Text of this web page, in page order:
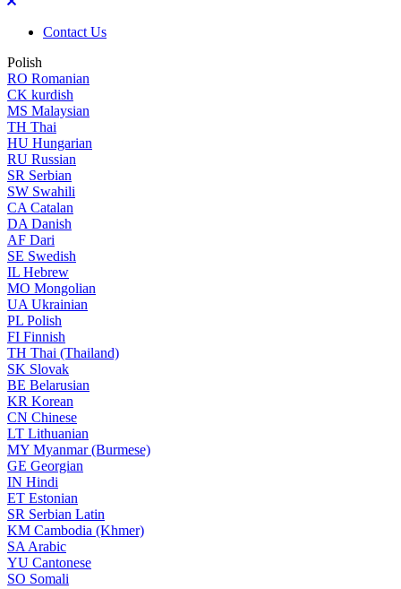
Contact Us
Polish
RO Romanian
CK kurdish
MS Malaysian
TH Thai
HU Hungarian
RU Russian
SR Serbian
SW Swahili
CA Catalan
DA Danish
AF Dari
SE Swedish
IL Hebrew
MO Mongolian
UA Ukrainian
PL Polish
FI Finnish
TH Thai (Thailand)
SK Slovak
BE Belarusian
KR Korean
CN Chinese
LT Lithuanian
MY Myanmar (Burmese)
GE Georgian
IN Hindi
ET Estonian
SR Serbian Latin
KM Cambodia (Khmer)
SA Arabic
YU Cantonese
SO Somali